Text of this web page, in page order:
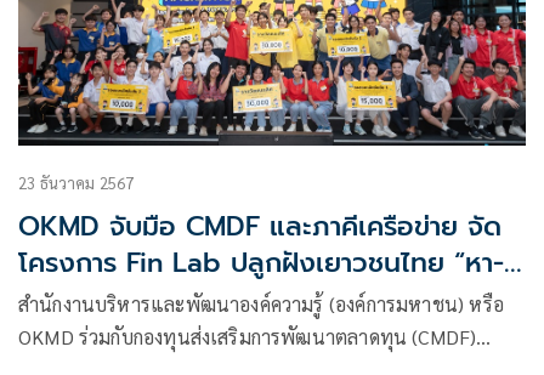
23 ธันวาคม 2567
OKMD จับมือ CMDF และภาคีเครือข่าย จัด
โครงการ Fin Lab ปลูกฝังเยาวชนไทย “หา-
ใช้-ออม-ลงทุน-ปกป้อง” ต่อยอดสู่โมเดล
ธุรกิจเพื่อสังคม
สำนักงานบริหารและพัฒนาองค์ความรู้ (องค์การมหาชน) หรือ
OKMD ร่วมกับกองทุนส่งเสริมการพัฒนาตลาดทุน (CMDF)